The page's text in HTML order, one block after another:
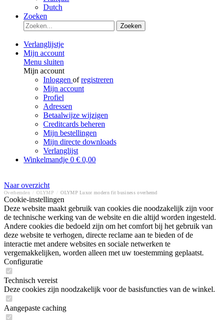
Dutch
Zoeken
Zoeken
Verlanglijstje
Mijn account
Menu sluiten
Mijn account
Inloggen ofregistreren
Mijn account
Profiel
Adressen
Betaalwijze wijzigen
Creditcards beheren
Mijn bestellingen
Mijn directe downloads
Verlanglijst
Winkelmandje 0 € 0,00
Naar overzicht
Overhemden OLYMP OLYMP Luxor modern fit business overhemd
Cookie-instellingen
Deze website maakt gebruik van cookies die noodzakelijk zijn voor
de technische werking van de website en die altijd worden ingesteld.
Andere cookies die bedoeld zijn om het comfort bij het gebruik van
deze website te verhogen, directe reclame aan te bieden of de
interactie met andere websites en sociale netwerken te
vergemakkelijken, worden alleen met uw toestemming geplaatst.
Configuratie
Technisch vereist
Deze cookies zijn noodzakelijk voor de basisfuncties van de winkel.
Aangepaste caching